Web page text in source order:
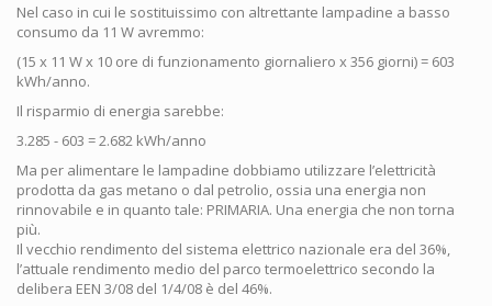
Nel caso in cui le sostituissimo con altrettante lampadine a basso
consumo da 11 W avremmo:
(15 x 11 W x 10 ore di funzionamento giornaliero x 356 giorni) = 603
kWh/anno.
Il risparmio di energia sarebbe:
3.285 - 603 = 2.682 kWh/anno
Ma per alimentare le lampadine dobbiamo utilizzare l’elettricità
prodotta da gas metano o dal petrolio, ossia una energia non
rinnovabile e in quanto tale: PRIMARIA. Una energia che non torna
più.
Il vecchio rendimento del sistema elettrico nazionale era del 36%,
l’attuale rendimento medio del parco termoelettrico secondo la
delibera EEN 3/08 del 1/4/08 è del 46%.